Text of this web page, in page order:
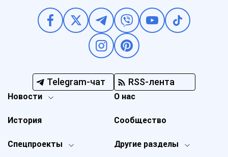
Telegram-чат RSS-лента
Новости
Спецпроекты Другие разделы
История
О нас
Сообщество